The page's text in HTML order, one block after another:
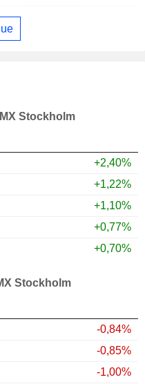
Stockholm
+2,40%
+1,22%
+1,10%
+0,77%
+0,70%
Stockholm
-0,84%
-0,85%
-1,00%